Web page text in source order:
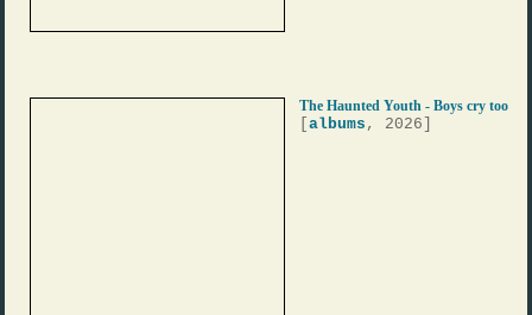
The Haunted Youth - Boys cry too
[albums , 2026]